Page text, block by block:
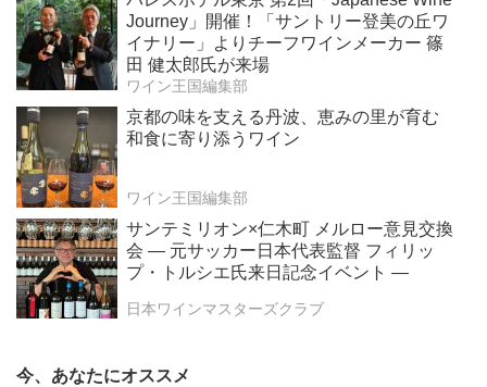
Journey」開催！「サントリー登美の丘ワ
イナリー」よりチーフワインメーカー 篠
田 健太郎氏が来場
ワイン王国編集部
京都の味を支える丹波、恵みの里が育む
和食に寄り添うワイン
ワイン王国編集部
サンテミリオン×仁木町 メルロー意見交換
会 ― 元サッカー日本代表監督 フィリッ
プ・トルシエ氏来日記念イベント ―
日本ワインマスターズクラブ
今、あなたにオススメ